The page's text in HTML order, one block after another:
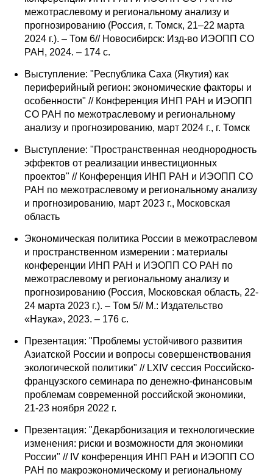
Номера журналов
Редакционная этика
Информация для авторов
Общие требования
Научные труды
О журнале
Редакционная этика
Информация для авторов
Общие требования
Стандарты оформления
Семинары
Энергетический семинар
Российско-французский семинар
ЦДУ
межотраслевому и региональному анализу и
прогнозированию (Россия, г. Томск, 21–22 марта
2024 г.). – Том 6// Новосибирск: Изд-во ИЭОПП СО
РАН, 2024. – 174 с.
Выступление: "Республика Саха (Якутия) как
периферийный регион: экономические факторы и
особенности" // Конференция ИНП РАН и ИЭОПП
СО РАН по межотраслевому и региональному
анализу и прогнозированию, март 2024 г., г. Томск
Выступление: "Пространственная неоднородность
эффектов от реализации инвестиционных
проектов" // Конференция ИНП РАН и ИЭОПП СО
РАН по межотраслевому и региональному анализу
и прогнозированию, март 2023 г., Московская
область
Экономическая политика России в межотраслевом
и пространственном измерении : материалы
конференции ИНП РАН и ИЭОПП СО РАН по
межотраслевому и региональному анализу и
прогнозированию (Россия, Московская область, 22-
24 марта 2023 г.). – Том 5// М.: Издательство
«Наука», 2023. – 176 с.
Презентация: "Проблемы устойчивого развития
Азиатской России и вопросы совершенствования
экологической политики" // LXIV сессия Российско-
французского семинара по денежно-финансовым
проблемам современной российской экономики,
21-23 ноября 2022 г.
Презентация: "Декарбонизация и технологические
изменения: риски и возможности для экономики
России" // IV конференция ИНП РАН и ИЭОПП СО
РАН по макроэкономическому и региональному